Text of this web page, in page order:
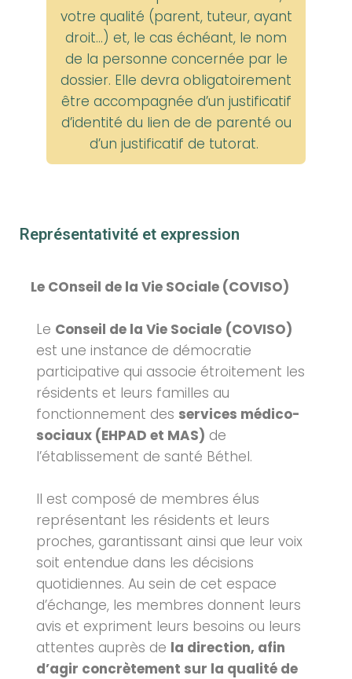
votre qualité (parent, tuteur, ayant
droit…) et, le cas échéant, le nom
de la personne concernée par le
dossier. Elle devra obligatoirement
être accompagnée d’un justificatif
d’identité du lien de de parenté ou
d’un justificatif de tutorat.
Représentativité et expression
Le COnseil de la Vie SOciale (COVISO)
Le Conseil de la Vie Sociale (COVISO)
est une instance de démocratie
participative qui associe étroitement les
résidents et leurs familles au
fonctionnement des services médico-
sociaux (EHPAD et MAS) de
l’établissement de santé Béthel.
Il est composé de membres élus
représentant les résidents et leurs
proches, garantissant ainsi que leur voix
soit entendue dans les décisions
quotidiennes. Au sein de cet espace
d’échange, les membres donnent leurs
avis et expriment leurs besoins ou leurs
attentes auprès de la direction, afin
d’agir concrètement sur la qualité de